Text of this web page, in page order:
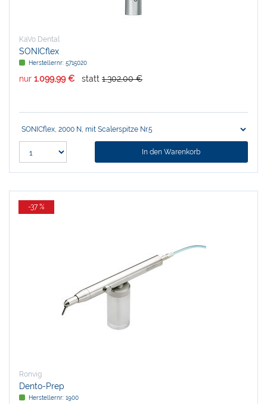
KaVo Dental
SONICflex
Herstellernr: 5715020
nur 1.099,99 € statt 1.302,00 €
In den Warenkorb
-37 %
Ronvig
Dento-Prep
Herstellernr: 1900